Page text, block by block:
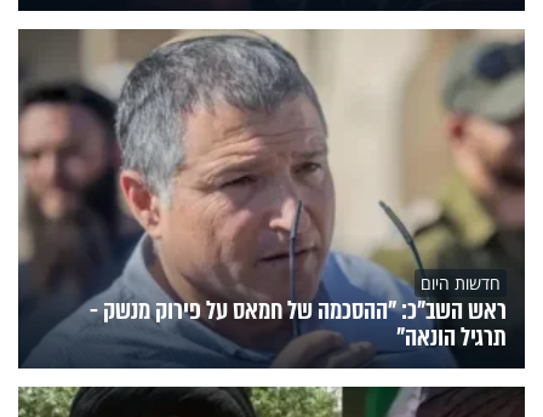
חדשות היום
ראש השב"כ: "ההסכמה של חמאס על פירוק מנשק -
תרגיל הונאה"